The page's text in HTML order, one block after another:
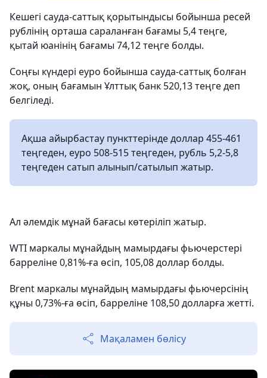
Кешегі сауда-саттық қорытындысы бойынша ресей
рублінің орташа сараланған бағамы 5,4 теңге,
қытай юанінің бағамы 74,12 теңге болды.
Соңғы күндері еуро бойынша сауда-саттық болған
жоқ, оның бағамын Ұлттық банк 520,13 теңге деп
белгіледі.
Ақша айырбастау пункттерінде доллар 455-461
теңгеден, еуро 508-515 теңгеден, рубль 5,2-5,8
теңгеден сатып алынып/сатылып жатыр.
Ал әлемдік мұнай бағасы көтеріліп жатыр.
WTI маркалы мұнайдың мамырдағы фьючерстері
барреліне 0,81%-ға өсіп, 105,08 доллар болды.
Brent маркалы мұнайдың мамырдағы фьючерсінің
құны 0,73%-ға өсіп, барреліне 108,50 долларға жетті.
Мақаламен бөлісу